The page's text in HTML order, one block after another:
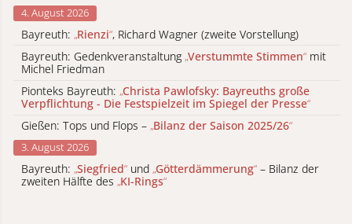
4. August 2026
Bayreuth: „Rienzi“, Richard Wagner (zweite Vorstellung)
Bayreuth: Gedenkveranstaltung „Verstummte Stimmen“ mit
Michel Friedman
Pionteks Bayreuth: „Christa Pawlofsky: Bayreuths große
Verpflichtung - Die Festspielzeit im Spiegel der Presse“
Gießen: Tops und Flops – „Bilanz der Saison 2025/26“
3. August 2026
Bayreuth: „Siegfried“ und „Götterdämmerung“ – Bilanz der
zweiten Hälfte des „KI-Rings“